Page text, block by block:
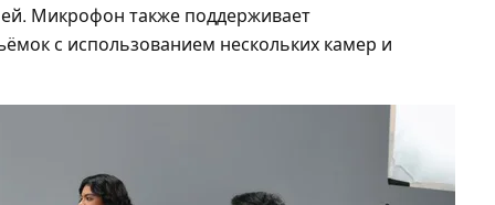
Микрофон также поддерживает
с использованием нескольких камер и